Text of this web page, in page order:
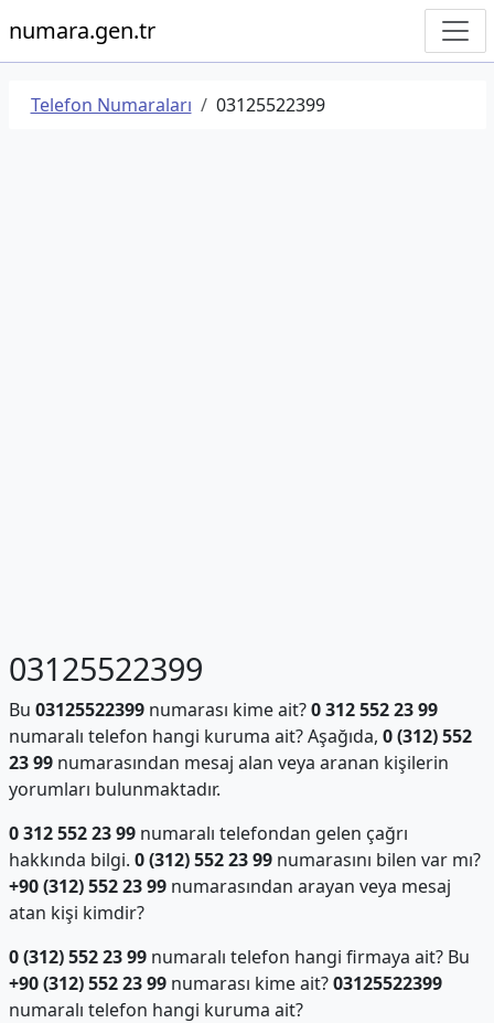
numara.gen.tr
Telefon Numaraları 03125522399
03125522399
Bu 03125522399numarası kime ait?0 312 552 23 99
numaralı telefon hangi kuruma ait? Aşağıda, 0 (312) 552
23 99numarasından mesaj alan veya aranan kişilerin
yorumları bulunmaktadır.
0 312 552 23 99numaralı telefondan gelen çağrı
hakkında bilgi. 0 (312) 552 23 99numarasını bilen var mı?
+90 (312) 552 23 99numarasından arayan veya mesaj
atan kişi kimdir?
0 (312) 552 23 99numaralı telefon hangi firmaya ait? Bu
+90 (312) 552 23 99numarası kime ait?03125522399
numaralı telefon hangi kuruma ait?